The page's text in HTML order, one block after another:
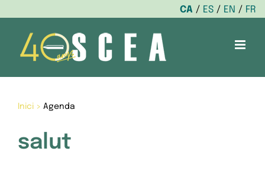
CA ES EN
FR
content
Inici> Agenda
salut